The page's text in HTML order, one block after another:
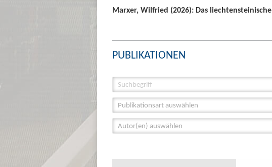
Marxer, Wilfried (2026): Das
PUBLIKATIONEN
Publikationsart auswählen
Autor(en) auswählen